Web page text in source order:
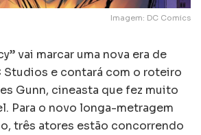
Imagem: DC Comics
vai marcar uma nova era de
Studios e contará com o roteiro
Gunn, cineasta que fez muito
Para o novo longa-metragem
três atores estão concorrendo